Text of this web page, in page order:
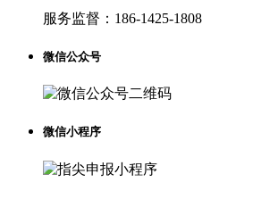
服务监督： 186-1425-1808
微信公众号
微信小程序